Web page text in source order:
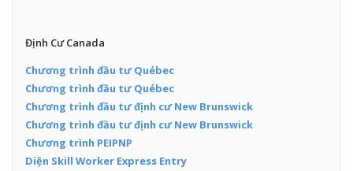
Định Cư Canada
Chương trình đầu tư Québec
Chương trình đầu tư Québec
Chương trình đầu tư định cư New Brunswick
Chương trình đầu tư định cư New Brunswick
Chương trình PEIPNP
Diện Skill Worker Express Entry